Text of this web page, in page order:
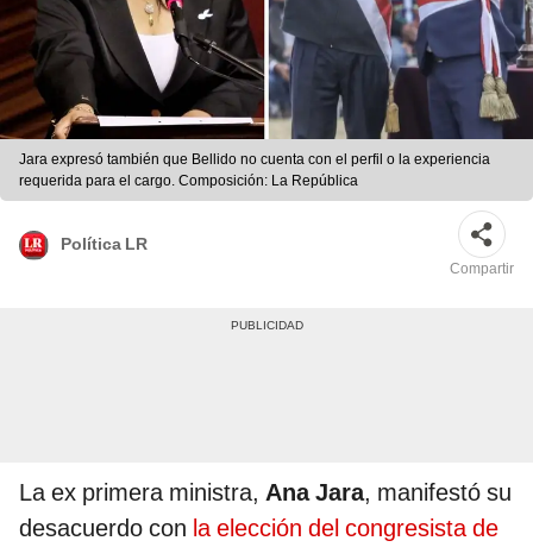
Jara expresó también que Bellido no cuenta con el perfil o la experiencia
requerida para el cargo. Composición: La República
Política LR
Compartir
La ex primera ministra, Ana Jara, manifestó su
desacuerdo con la elección del congresista de